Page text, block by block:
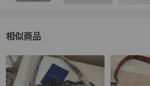
相似商品
更多相似Rebecca minkoff女包 推薦精品